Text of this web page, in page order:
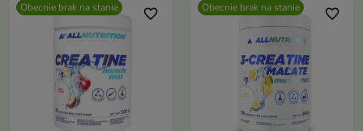
Obecnie brak na stanie favorite_border Obecnie brak na stanie favorite_border